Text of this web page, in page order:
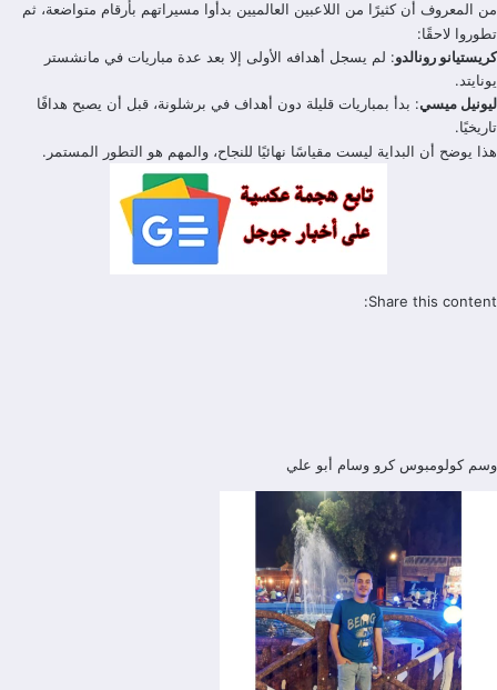
من المعروف أن كثيرًا من اللاعبين العالميين بدأوا مسيراتهم بأرقام متواضعة، ثم
تطوروا لاحقًا:
كريستيانو رونالدو: لم يسجل أهدافه الأولى إلا بعد عدة مباريات في مانشستر
يونايتد.
ليونيل ميسي: بدأ بمباريات قليلة دون أهداف في برشلونة، قبل أن يصبح هدافًا
تاريخيًا.
هذا يوضح أن البداية ليست مقياسًا نهائيًا للنجاح، والمهم هو التطور المستمر.
Share this content:
وسم كولومبوس كرو وسام أبو علي